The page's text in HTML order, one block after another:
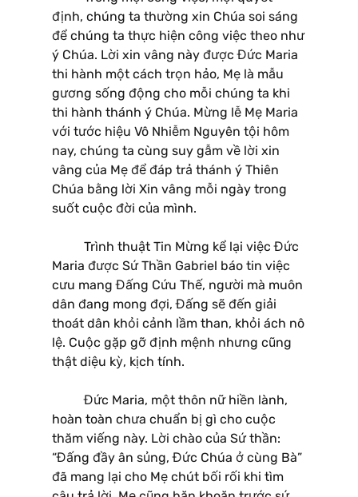
định, chúng ta thường xin Chúa soi sáng
để chúng ta thực hiện công việc theo như
ý Chúa. Lời xin vâng này được Đức Maria
thi hành một cách trọn hảo, Mẹ là mẫu
gương sống động cho mỗi chúng ta khi
thi hành thánh ý Chúa. Mừng lễ Mẹ Maria
với tước hiệu Vô Nhiễm Nguyên tội hôm
nay, chúng ta cùng suy gẫm về lời xin
vâng của Mẹ để đáp trả thánh ý Thiên
Chúa bằng lời Xin vâng mỗi ngày trong
suốt cuộc đời của mình.
Trình thuật Tin Mừng kể lại việc Đức
Maria được Sứ Thần Gabriel báo tin việc
cưu mang Đấng Cứu Thế, người mà muôn
dân đang mong đợi, Đấng sẽ đến giải
thoát dân khỏi cảnh lầm than, khỏi ách nô
lệ. Cuộc gặp gỡ định mệnh nhưng cũng
thật diệu kỳ, kịch tính.
Đức Maria, một thôn nữ hiền lành,
hoàn toàn chưa chuẩn bị gì cho cuộc
thăm viếng này. Lời chào của Sứ thần:
“Đấng đầy ân sủng, Đức Chúa ở cùng Bà”
đã mang lại cho Mẹ chút bối rối khi tìm